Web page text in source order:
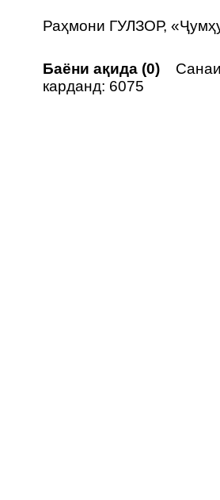
Раҳмони ГУЛЗОР,
Баёни ақида (0)
карданд: 6075